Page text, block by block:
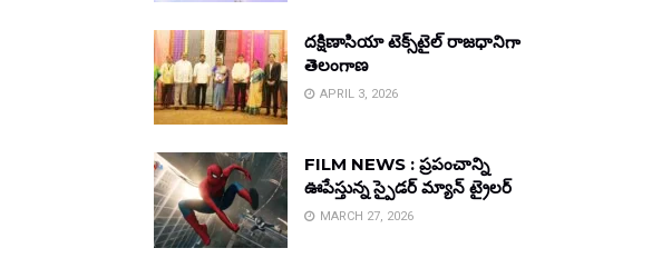
దక్షిణాసియా టెక్స్‌టైల్ రాజధానిగా
తెలంగాణ
APRIL 3, 2026
FILM NEWS : ప్రపంచాన్ని
ఊపేస్తున్న స్పైడర్ మ్యాన్ ట్రైలర్
MARCH 27, 2026